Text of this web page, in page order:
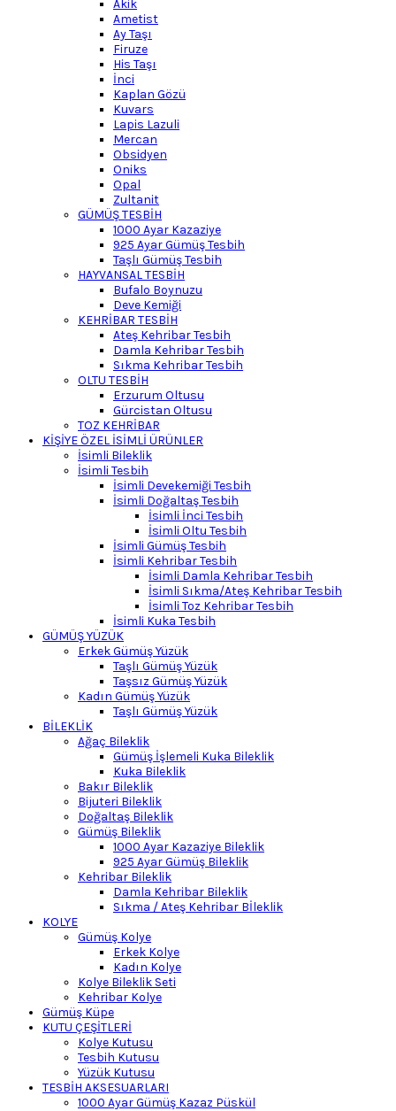
Akik
Ametist
Ay Taşı
Firuze
His Taşı
İnci
Kaplan Gözü
Kuvars
Lapis Lazuli
Mercan
Obsidyen
Oniks
Opal
Zultanit
GÜMÜŞ TESBİH
1000 Ayar Kazaziye
925 Ayar Gümüş Tesbih
Taşlı Gümüş Tesbih
HAYVANSAL TESBİH
Bufalo Boynuzu
Deve Kemiği
KEHRİBAR TESBİH
Ateş Kehribar Tesbih
Damla Kehribar Tesbih
Sıkma Kehribar Tesbih
OLTU TESBİH
Erzurum Oltusu
Gürcistan Oltusu
TOZ KEHRİBAR
KİŞİYE ÖZEL İSİMLİ ÜRÜNLER
İsimli Bileklik
İsimli Tesbih
İsimli Devekemiği Tesbih
İsimli Doğaltaş Tesbih
İsimli İnci Tesbih
İsimli Oltu Tesbih
İsimli Gümüş Tesbih
İsimli Kehribar Tesbih
İsimli Damla Kehribar Tesbih
İsimli Sıkma/Ateş Kehribar Tesbih
İsimli Toz Kehribar Tesbih
İsimli Kuka Tesbih
GÜMÜŞ YÜZÜK
Erkek Gümüş Yüzük
Taşlı Gümüş Yüzük
Taşsız Gümüş Yüzük
Kadın Gümüş Yüzük
Taşlı Gümüş Yüzük
BİLEKLİK
Ağaç Bileklik
Gümüş İşlemeli Kuka Bileklik
Kuka Bileklik
Bakır Bileklik
Bijuteri Bileklik
Doğaltaş Bileklik
Gümüş Bileklik
1000 Ayar Kazaziye Bileklik
925 Ayar Gümüş Bileklik
Kehribar Bileklik
Damla Kehribar Bileklik
Sıkma / Ateş Kehribar Bİleklik
KOLYE
Gümüş Kolye
Erkek Kolye
Kadın Kolye
Kolye Bileklik Seti
Kehribar Kolye
Gümüş Küpe
KUTU ÇEŞİTLERİ
Kolye Kutusu
Tesbih Kutusu
Yüzük Kutusu
TESBİH AKSESUARLARI
1000 Ayar Gümüş Kazaz Püskül